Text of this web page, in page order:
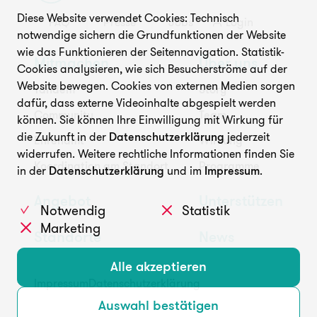
Unterstützen
FAQ Presse Jobs Login
FAQ Presse Jobs Login
Mitmachen
Tandem
Community
Ehrenamt
Koordination am Standort
Standorte
Über uns
Story
Team
Wirkung
Programme
Diese Website verwendet Cookies: Technisch
notwendige sichern die Grundfunktionen der Website
wie das Funktionieren der Seitennavigation. Statistik-
Cookies analysieren, wie sich Besucherströme auf der
Website bewegen. Cookies von externen Medien sorgen
dafür, dass externe Videoinhalte abgespielt werden
können. Sie können Ihre Einwilligung mit Wirkung für
die Zukunft in der Datenschutzerklärung jederzeit
widerrufen. Weitere rechtliche Informationen finden Sie
in der Datenschutzerklärung und im Impressum.
Notwendig
Statistik
Marketing
Alle akzeptieren
Auswahl bestätigen